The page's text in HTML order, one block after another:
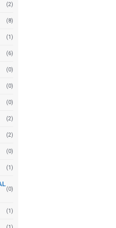
(2)
(8)
(1)
(6)
(0)
(0)
(0)
(2)
(2)
(0)
(1)
(0)
(1)